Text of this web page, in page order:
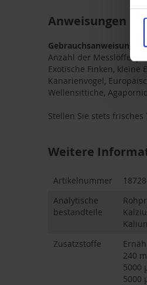
Anweisungen
Gebrauchsanweisung:
Anzahl der Messlöffel
Exotische Finken, kleine
Kanarienvogel,
Wellensittiche,
Stellen Sie stets
Weitere
Weitere
Informationen
Artikelnummer
18728
Analytische
bestandteile
Zusatzstoffe
240
5000
5000